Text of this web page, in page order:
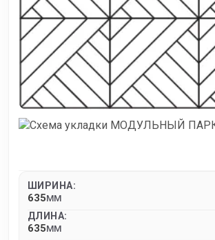
ШИРИНА:
635MM
ДЛИНА:
635MM